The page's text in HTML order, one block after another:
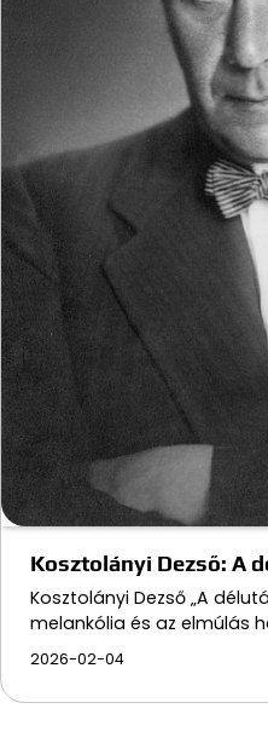
Kosztolányi Dezső: A
Kosztolányi Dezső „A
melankólia és az elmúlás
2026-02-04